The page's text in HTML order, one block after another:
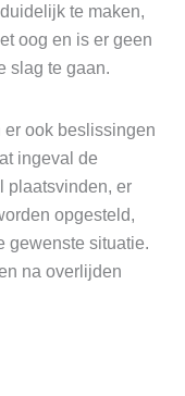
te maken,
oog en is er geen
slag te gaan.
er ook beslissingen
ingeval de
plaatsvinden, er
opgesteld,
gewenste situatie.
na overlijden